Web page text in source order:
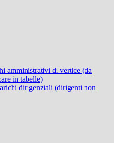
amministrativi di vertice (da
in tabelle)
dirigenziali (dirigenti non